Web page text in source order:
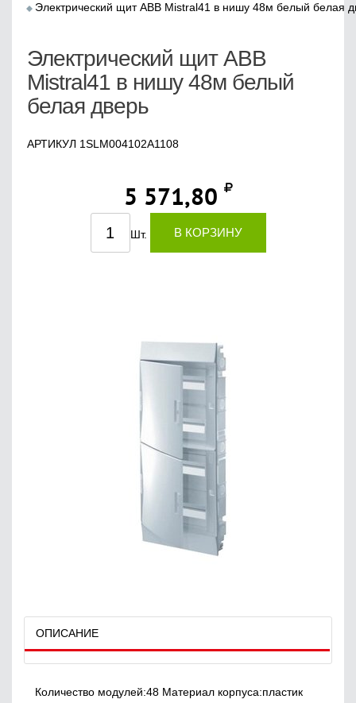
Электрический щит ABB Mistral41 в нишу 48м белый белая
Электрический щит ABB
Mistral41 в нишу 48м белый
белая дверь
АРТИКУЛ 1SLM004102A1108
5 571,80
Шт. В КОРЗИНУ
ОПИСАНИЕ
Количество модулей:48 Материал корпуса:пластик